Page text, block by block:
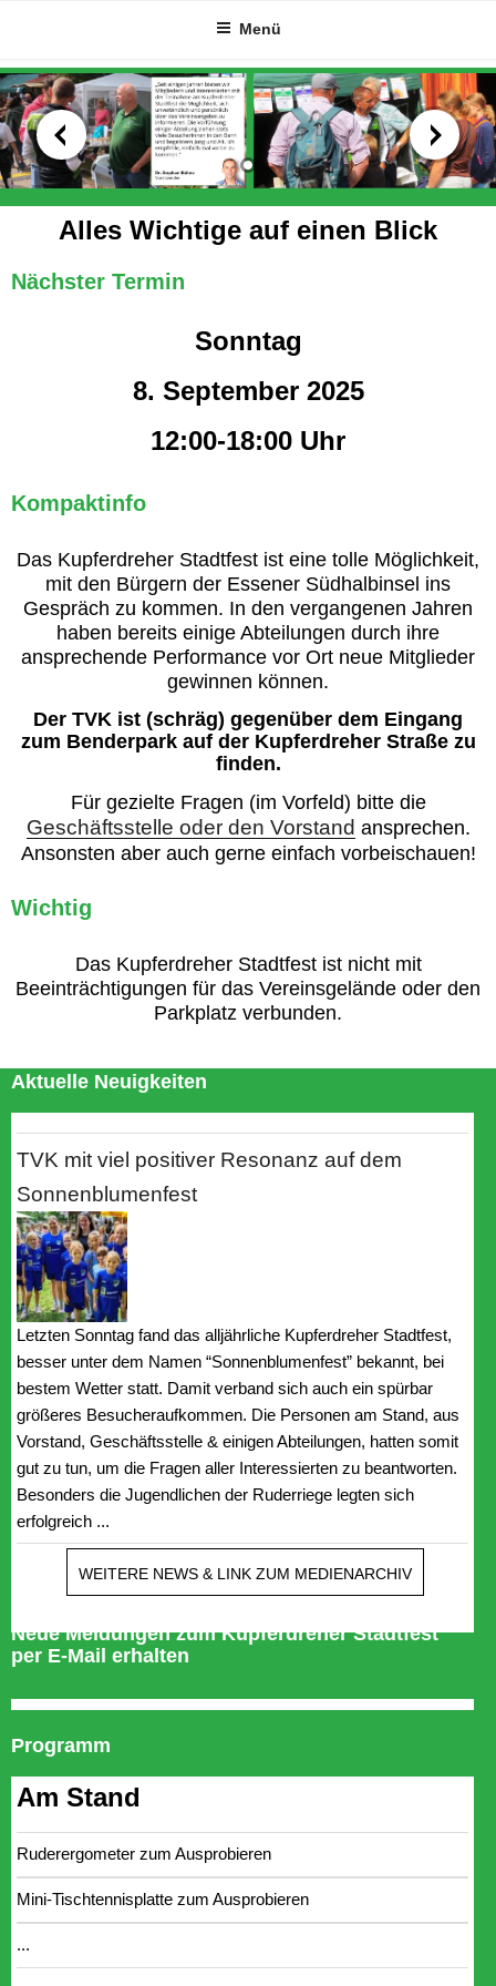
springen
Menü
Alles Wichtige auf einen Blick
Nächster Termin
Sonntag
8. September 2025
12:00-18:00 Uhr
Kompaktinfo
Das Kupferdreher Stadtfest ist eine tolle Möglichkeit,
mit den Bürgern der Essener Südhalbinsel ins
Gespräch zu kommen. In den vergangenen Jahren
haben bereits einige Abteilungen durch ihre
ansprechende Performance vor Ort neue Mitglieder
gewinnen können.
Der TVK ist (schräg) gegenüber dem Eingang
zum Benderpark auf der Kupferdreher Straße zu
finden.
Für gezielte Fragen (im Vorfeld) bitte die
Geschäftsstelle oder den Vorstand ansprechen.
Ansonsten aber auch gerne einfach vorbeischauen!
Wichtig
Das Kupferdreher Stadtfest ist nicht mit
Beeinträchtigungen für das Vereinsgelände oder den
Parkplatz verbunden.
Aktuelle Neuigkeiten
TVK mit viel positiver Resonanz auf dem
Sonnenblumenfest
Letzten Sonntag fand das alljährliche Kupferdreher Stadtfest,
besser unter dem Namen “Sonnenblumenfest” bekannt, bei
bestem Wetter statt. Damit verband sich auch ein spürbar
größeres Besucheraufkommen. Die Personen am Stand, aus
Vorstand, Geschäftsstelle & einigen Abteilungen, hatten somit
gut zu tun, um die Fragen aller Interessierten zu beantworten.
Besonders die Jugendlichen der Ruderriege legten sich
erfolgreich ...
WEITERE NEWS & LINK ZUM MEDIENARCHIV
Neue Meldungen zum Kupferdreher Stadtfest
per E-Mail erhalten
Programm
Am Stand
Ruderergometer zum Ausprobieren
Mini-Tischtennisplatte zum Ausprobieren
...